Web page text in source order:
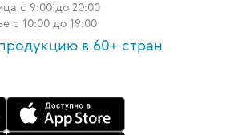
c 9:00 до 20:00
с 10:00 до 19:00
в 60+ стран